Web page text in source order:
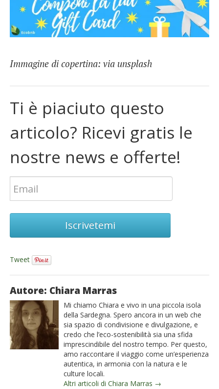
Immagine di copertina: via unsplash
Ti è piaciuto questo
articolo? Ricevi gratis le
nostre news e offerte!
Iscrivetemi
Tweet
Autore: Chiara Marras
Mi chiamo Chiara e vivo in una piccola isola
della Sardegna. Spero ancora in un web che
sia spazio di condivisione e divulgazione, e
credo che l’eco-sostenibilità sia una sfida
imprescindibile del nostro tempo. Per questo,
amo raccontare il viaggio come un’esperienza
autentica, in armonia con la natura e le
culture locali.
Altri articoli di Chiara Marras →